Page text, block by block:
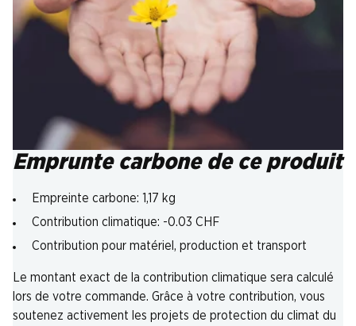
Emprunte carbone de ce produit
Empreinte carbone: 1,17 kg
Contribution climatique: -0.03 CHF
Contribution pour matériel, production et transport
Le montant exact de la contribution climatique sera calculé
lors de votre commande. Grâce à votre contribution, vous
soutenez activement les projets de protection du climat du